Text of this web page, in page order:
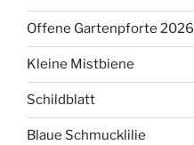
Offene Gartenpforte 2026
Kleine Mistbiene
Schildblatt
Blaue Schmucklilie